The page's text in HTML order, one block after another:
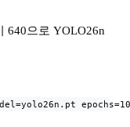
640으로 YOLO26n